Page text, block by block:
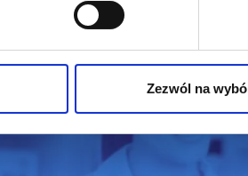
Zezwól na